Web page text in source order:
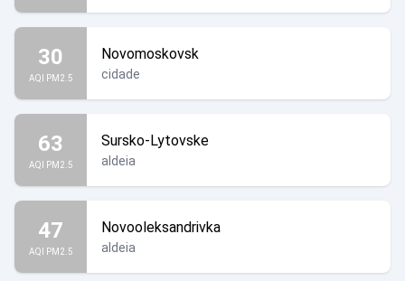
30
AQI PM2.5
Novomoskovsk
cidade
63
AQI PM2.5
Sursko-Lytovske
aldeia
47
AQI PM2.5
Novooleksandrivka
aldeia